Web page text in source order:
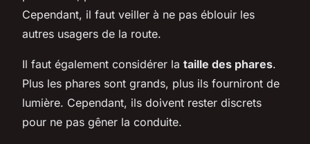
Cependant, il faut veiller à ne pas éblouir les
autres usagers de la route.
Il faut également considérer la taille des phares.
Plus les phares sont grands, plus ils fourniront de
lumière. Cependant, ils doivent rester discrets
pour ne pas gêner la conduite.